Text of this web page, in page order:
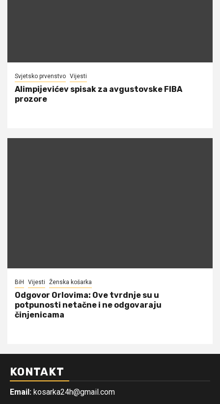
Svjetsko prvenstvo Vijesti
Alimpijevićev spisak za avgustovske FIBA
prozore
BiH Vijesti Ženska košarka
Odgovor Orlovima: ​Ove tvrdnje su u
potpunosti netačne i ne odgovaraju
činjenicama
KONTAKT
Email: kosarka24h@gmail.com